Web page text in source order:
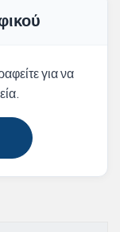
για να